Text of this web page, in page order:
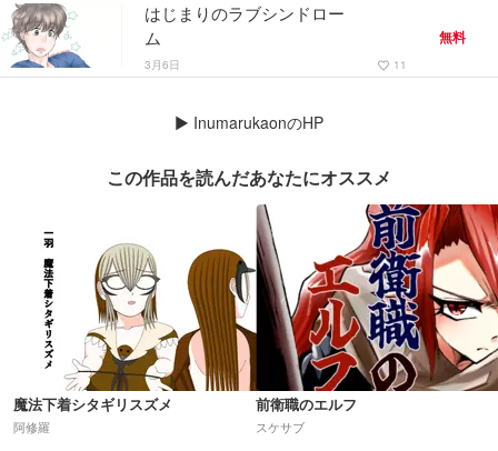
はじまりのラブシンドロー
ム
3月6日 favorite_border 11
無料
▶ InumarukaonのHP
この作品を読んだあなたにオススメ
魔法下着シタギリスズメ
阿修羅
前衛職のエルフ
スケサブ